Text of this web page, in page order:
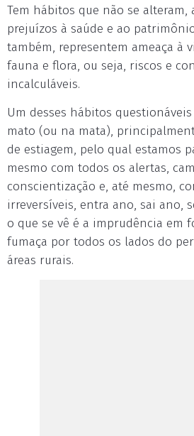
Tem hábitos que não se alteram,
prejuízos à saúde e ao
também, representem ameaça à
fauna e flora, ou seja, riscos e
incalculáveis.
Um desses hábitos
mato (ou na mata),
de estiagem, pelo qual estamos
mesmo com todos os alertas,
conscientização e, até mesmo,
irreversíveis, entra ano, sai ano,
o que se vê é a imprudência em
fumaça por todos os lados do
áreas rurais.